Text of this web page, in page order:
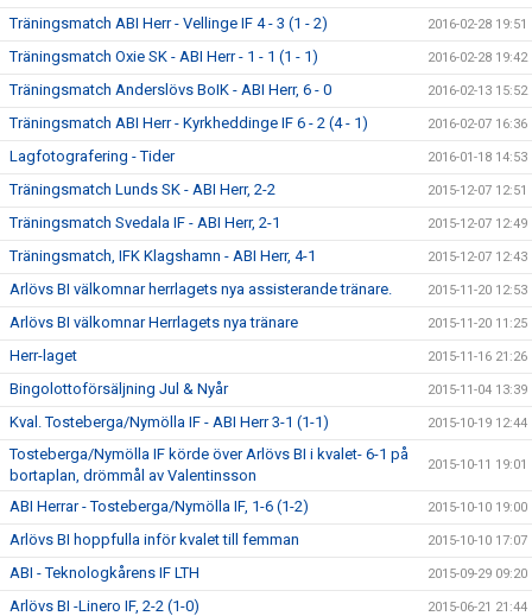
Träningsmatch ABI Herr - Vellinge IF 4 - 3 (1 - 2) 2016-02-28 19:51
Träningsmatch Oxie SK - ABI Herr - 1 - 1 (1 - 1) 2016-02-28 19:42
Träningsmatch Anderslövs BoIK - ABI Herr, 6 - 0 2016-02-13 15:52
Träningsmatch ABI Herr - Kyrkheddinge IF 6 - 2 (4 - 1) 2016-02-07 16:36
Lagfotografering - Tider 2016-01-18 14:53
Träningsmatch Lunds SK - ABI Herr, 2-2 2015-12-07 12:51
Träningsmatch Svedala IF - ABI Herr, 2-1 2015-12-07 12:49
Träningsmatch, IFK Klagshamn - ABI Herr, 4-1 2015-12-07 12:43
Arlövs BI välkomnar herrlagets nya assisterande tränare. 2015-11-20 12:53
Arlövs BI välkomnar Herrlagets nya tränare 2015-11-20 11:25
Herr-laget 2015-11-16 21:26
Bingolottoförsäljning Jul & Nyår 2015-11-04 13:39
Kval. Tosteberga/Nymölla IF - ABI Herr 3-1 (1-1) 2015-10-19 12:44
Tosteberga/Nymölla IF körde över Arlövs BI i kvalet- 6-1 på
bortaplan, drömmål av Valentinsson
2015-10-11 19:01
ABI Herrar - Tosteberga/Nymölla IF, 1-6 (1-2) 2015-10-10 19:00
Arlövs BI hoppfulla inför kvalet till femman 2015-10-10 17:07
ABI - Teknologkårens IF LTH 2015-09-29 09:20
Arlövs BI -Linero IF, 2-2 (1-0) 2015-06-21 21:44